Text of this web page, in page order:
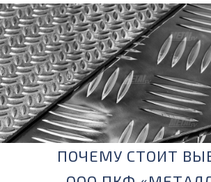
ПОЧЕМУ СТОИТ